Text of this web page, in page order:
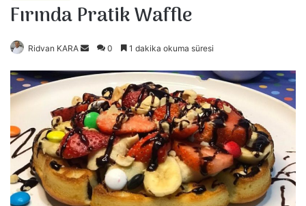
Fırında Pratik Waffle
Ridvan KARA
e
-
p
o
s
t
a
0 1 dakika okuma süresi